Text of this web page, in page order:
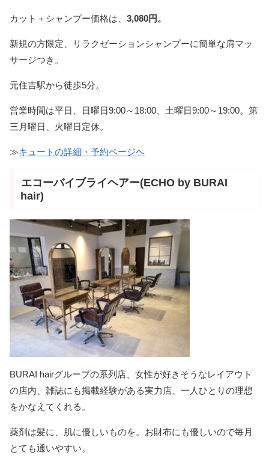
カット＋シャンプー価格は、 3,080円。
新規の方限定、リラクゼーションシャンプーに簡単な肩マッ
サージつき。
元住吉駅から徒歩5分。
営業時間は平日、日曜日9:00～18:00、土曜日9:00～19:00。第
三月曜日、火曜日定休。
≫キュートの詳細・予約ページヘ
エコーバイブライヘアー(ECHO by BURAI
hair)
BURAI hairグループの系列店、女性が好きそうなレイアウト
の店内、雑誌にも掲載経験がある実力店、一人ひとりの理想
をかなえてくれる。
薬剤は髪に、肌に優しいものを。お財布にも優しいので毎月
とても通いやすい。